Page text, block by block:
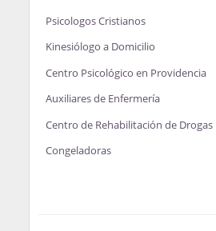
Psicologos Cristianos
Kinesiólogo a Domicilio
Centro Psicológico en Providencia
Auxiliares de Enfermería
Centro de Rehabilitación de Drogas
Congeladoras